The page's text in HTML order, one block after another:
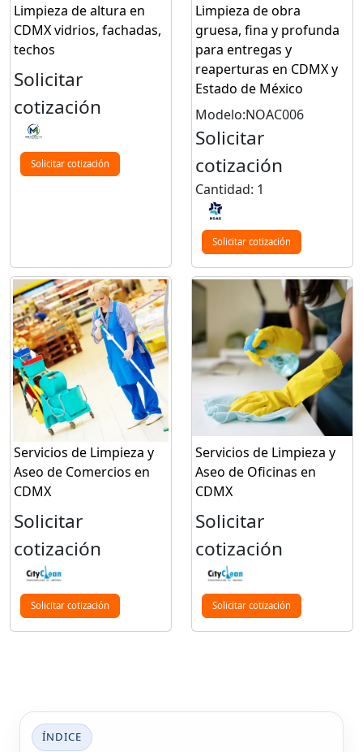
Limpieza de altura en
CDMX vidrios, fachadas,
techos
Solicitar
cotización
Solicitar cotización
Limpieza de obra
gruesa, fina y profunda
para entregas y
reaperturas en CDMX y
Estado de México
Modelo:NOAC006
Solicitar
cotización
Cantidad: 1
Solicitar cotización
Servicios de Limpieza y
Aseo de Comercios en
CDMX
Solicitar
cotización
Solicitar cotización
Servicios de Limpieza y
Aseo de Oficinas en
CDMX
Solicitar
cotización
Solicitar cotización
ÍNDICE